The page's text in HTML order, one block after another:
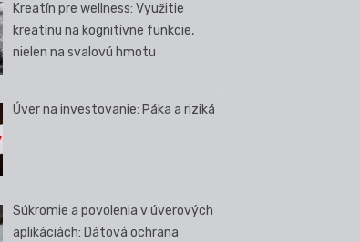
Kreatín pre wellness: Využitie
kreatínu na kognitívne funkcie,
nielen na svalovú hmotu
Úver na investovanie: Páka a riziká
Súkromie a povolenia v úverových
aplikáciách: Dátová ochrana